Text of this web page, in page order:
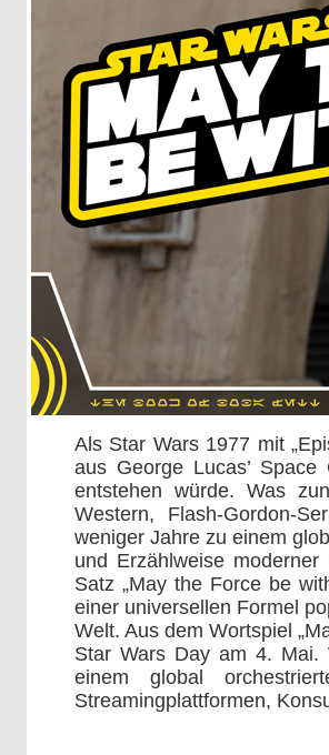
Als Star Wars 1977 mit
aus George Lucas’
entstehen würde. Was
Western, Flash-Gordon-
weniger Jahre zu einem
und Erzählweise
Satz „May the Force be
einer universellen Formel
Welt. Aus dem Wortspiel
Star Wars Day am 4. Mai.
einem global
Streamingplattformen,